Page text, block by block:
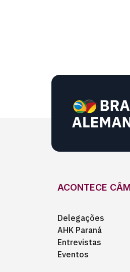
ACONTECE
Delegações
AHK Paraná
Entrevistas
Eventos